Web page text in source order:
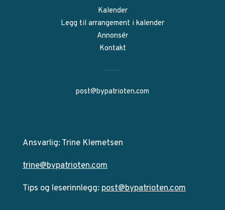
Kalender
Legg til arrangement i kalender
Annonsér
Kontakt
post@bypatrioten.com
Ansvarlig: Trine Klemetsen
trine@bypatrioten.com
Tips og leserinnlegg: post@bypatrioten.com